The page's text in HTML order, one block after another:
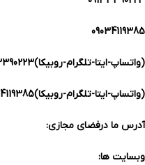
09034119385
(واتساپ-ایتا-تلگرام-روبیکا)09133390223
(واتساپ-ایتا-تلگرام-روبیکا)09034119385
آدرس ما درفضای مجازی:
وبسایت ها: